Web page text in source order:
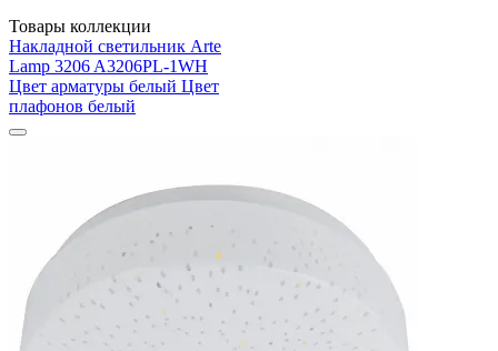
Товары коллекции
Накладной светильник Arte
Lamp 3206 A3206PL-1WH
Цвет арматуры белый Цвет
плафонов белый